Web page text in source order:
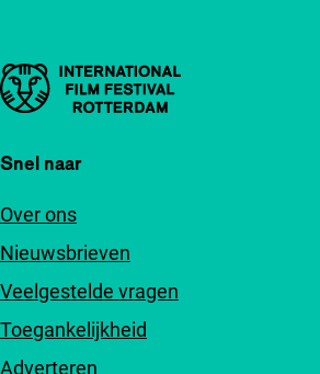
Belangrijke links
Snel naar
Over ons
Nieuwsbrieven
Veelgestelde vragen
Toegankelijkheid
Adverteren